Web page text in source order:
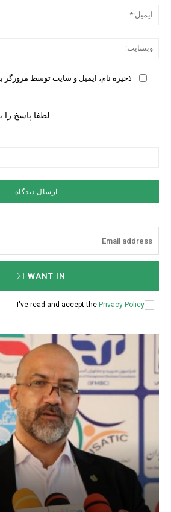
ذخیره نام، ایمیل و سایت توسط مرورگر
لطفا پاسخ را
I WANT IN
I've read and accept the Privacy Policy
.